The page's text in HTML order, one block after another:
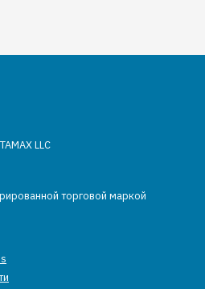
LLC
торговой маркой